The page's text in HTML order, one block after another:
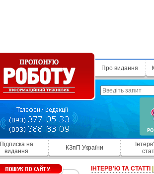
Про видання
Підписка на
видання
КЗпП України
ІНТЕРВ'Ю ТА СТАТТІ